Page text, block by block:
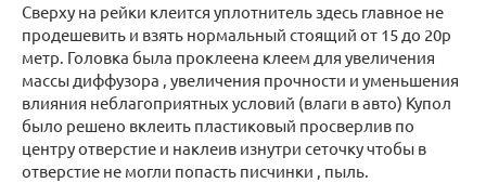
Сверху на рейки клеится уплотнитель здесь главное не
продешевить и взять нормальный стоящий от 15 до 20р
метр. Головка была проклеена клеем для увеличения
массы диффузора , увеличения прочности и уменьшения
влияния неблагоприятных условий (влаги в авто) Купол
было решено вклеить пластиковый просверлив по
центру отверстие и наклеив изнутри сеточку чтобы в
отверстие не могли попасть писчинки , пыль.